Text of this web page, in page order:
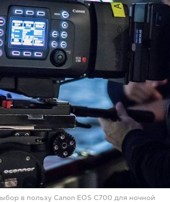
в пользу Canon EOS C700 для ночной